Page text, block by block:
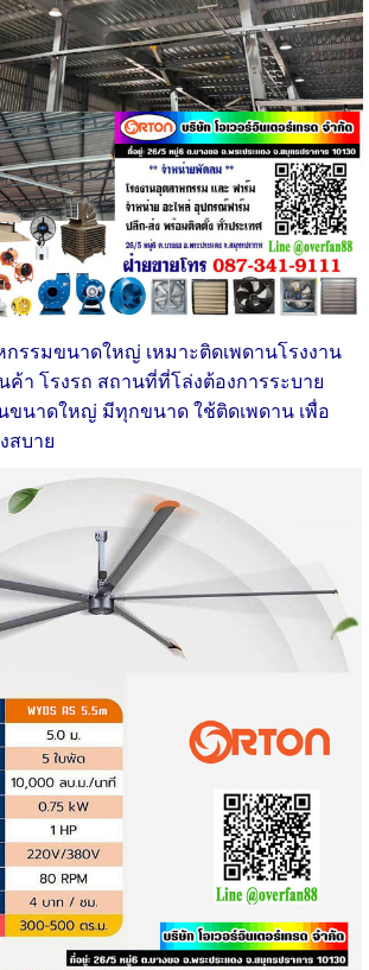
กรรมขนาดใหญ่ เหมาะติดเพดานโรงงาน
ค้า โรงรถ สถานที่ที่โล่งต้องการระบาย
ขนาดใหญ่ มีทุกขนาด ใช้ติดเพดาน เพื่อ
สบาย